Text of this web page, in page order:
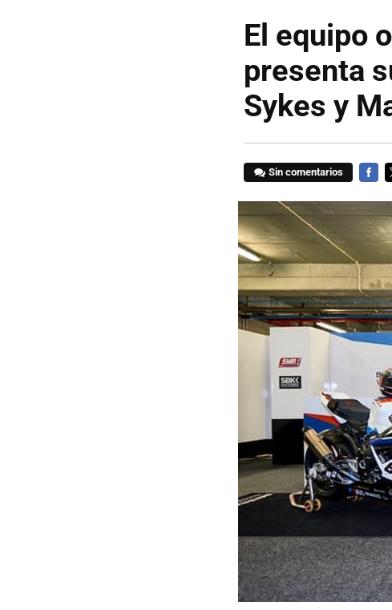
El equipo
presenta
Sykes y
Sin comentarios